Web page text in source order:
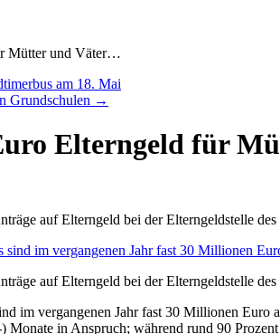
Mütter und Väter…
am 18. Mai
Grundschulen →
Elterngeld für
auf Elterngeld bei der Elterngeldstelle
auf Elterngeld bei der Elterngeldstelle
im vergangenen Jahr fast 30 Millionen Euro
in Anspruch; während rund 90